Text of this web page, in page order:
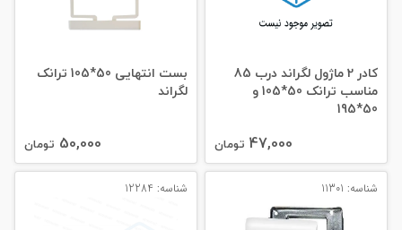
کادر 2 ماژول لگراند درب 85
مناسب ترانک 50*105 و
50*195
47,000 تومان
بست انتهایی 50*105 ترانک
لگراند
50,000 تومان
شناسه: 11301 شناسه: 12284